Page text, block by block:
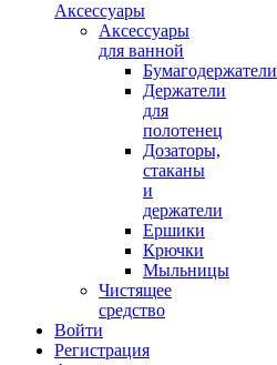
Аксессуары
Аксессуары
для ванной
Бумагодержатели
Держатели
для
полотенец
Дозаторы,
стаканы
и
держатели
Ершики
Крючки
Мыльницы
Чистящее
средство
Войти
Регистрация